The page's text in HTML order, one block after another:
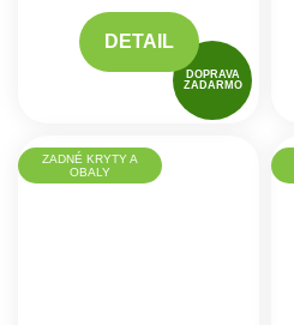
DOPRAVA
ZADARMO
DETAIL
ZADNÉ KRYTY A
OBALY